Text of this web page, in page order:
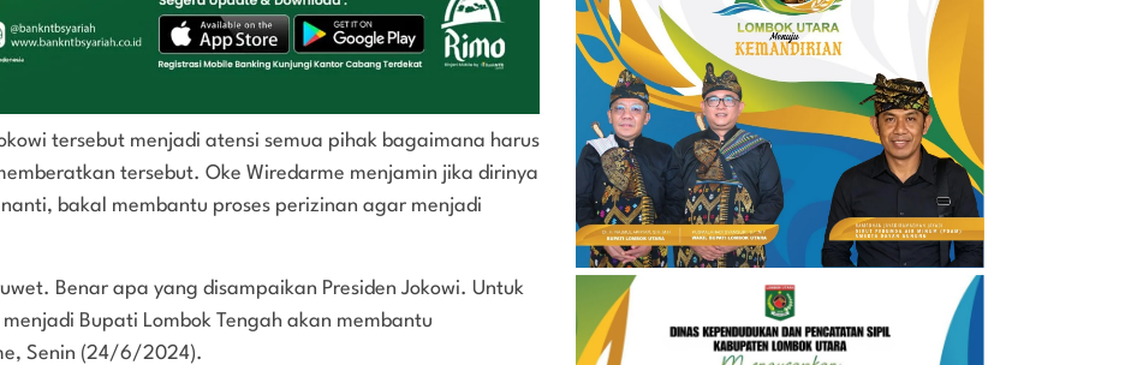
tersebut menjadi atensi semua pihak bagaimana harus
tersebut. Oke Wiredarme menjamin jika dirinya
bakal membantu proses perizinan agar menjadi
Benar apa yang disampaikan Presiden Jokowi. Untuk
Bupati Lombok Tengah akan membantu
Senin (24/6/2024).